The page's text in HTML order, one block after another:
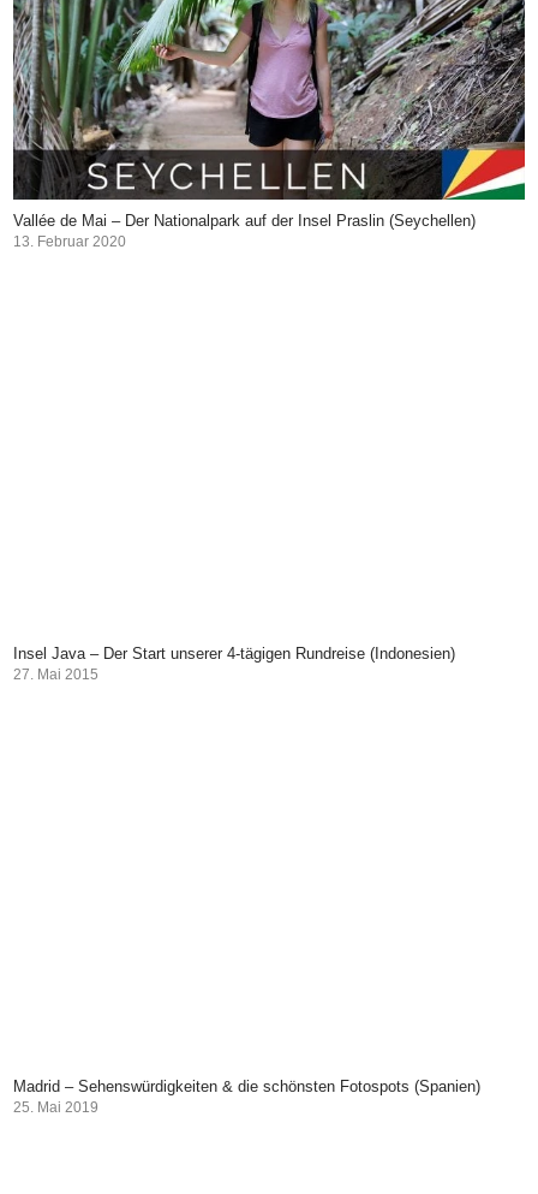
Vallée de Mai – Der Nationalpark auf der Insel Praslin (Seychellen)
13. Februar 2020
Insel Java – Der Start unserer 4-tägigen Rundreise (Indonesien)
27. Mai 2015
Madrid – Sehenswürdigkeiten & die schönsten Fotospots (Spanien)
25. Mai 2019